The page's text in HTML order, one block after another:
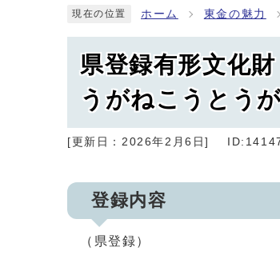
現在の位置 ホーム 東金の魅力
県登録有形文化
うがねこうとう
[更新日： 2026年2月6日]
登録内容
（県登録）